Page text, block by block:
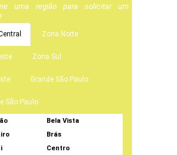
uma região para solicitar um
Zona Norte
Zona Sul
Grande São Paulo
São Paulo
Bela Vista
Brás
Centro